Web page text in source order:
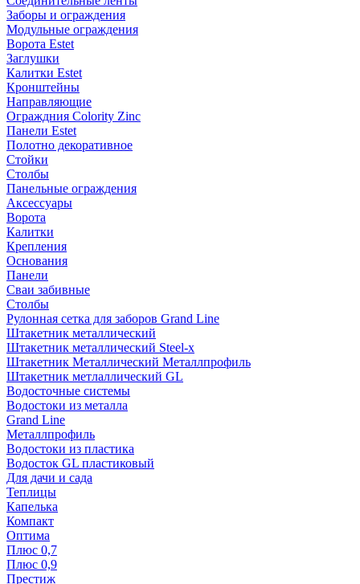
Заборы и ограждения
Модульные ограждения
Ворота Estet
Заглушки
Калитки Estet
Кронштейны
Направляющие
Ограждния Colority Zinc
Панели Estet
Полотно декоративное
Стойки
Столбы
Панельные ограждения
Аксессуары
Ворота
Калитки
Крепления
Основания
Панели
Сваи забивные
Столбы
Рулонная сетка для заборов Grand Line
Штакетник металлический
Штакетник металлический Steel-x
Штакетник Металлический Металлпрофиль
Штакетник метлаллический GL
Водосточные системы
Водостоки из металла
Grand Line
Металлпрофиль
Водостоки из пластика
Водосток GL пластиковый
Для дачи и сада
Теплицы
Капелька
Компакт
Оптима
Плюс 0,7
Плюс 0,9
Престиж